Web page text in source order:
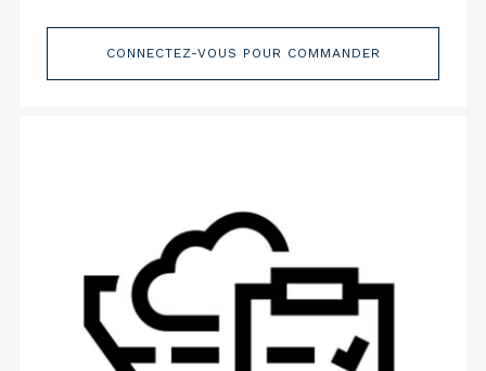
CONNECTEZ-VOUS POUR COMMANDER